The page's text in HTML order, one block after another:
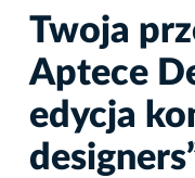
Twoja
Aptece
edycja